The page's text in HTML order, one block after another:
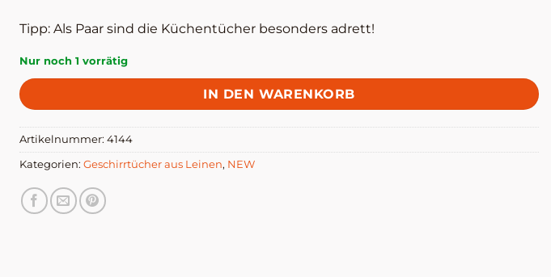
© The Napking
Tipp: Als Paar sind die Küchentücher besonders adrett!
Nur noch 1 vorrätig
IN DEN WARENKORB
Artikelnummer: 4144
Kategorien: Geschirrtücher aus Leinen, NEW